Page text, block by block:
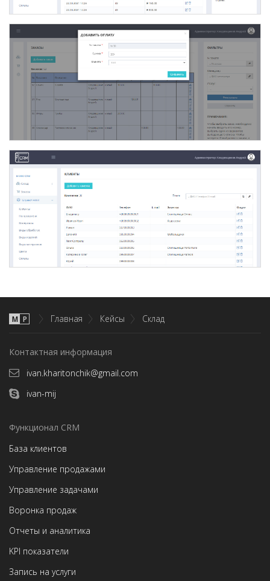
М P Главная Кейсы Склад
Контактная информация
ivan.kharitonchik@gmail.com
ivan-mij
Функционал CRM
База клиентов
Управление продажами
Управление задачами
Воронка продаж
Отчеты и аналитика
KPI показатели
Запись на услуги